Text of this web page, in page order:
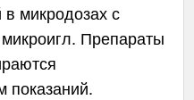
микродозах с
Препараты
показаний.